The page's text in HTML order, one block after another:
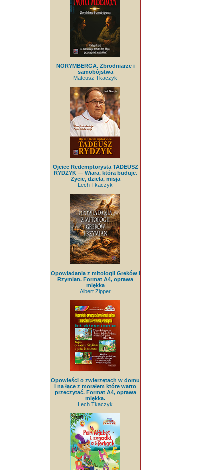
NORYMBERGA. Zbrodniarze i
samobójstwa
Mateusz Tkaczyk
Ojciec Redemptorysta TADEUSZ
RYDZYK — Wiara, która buduje.
Życie, dzieła, misja
Lech Tkaczyk
Opowiadania z mitologii Greków i
Rzymian. Format A4, oprawa
miękka
Albert Zipper
Opowieści o zwierzętach w domu
i na łące z morałem które warto
przeczytać. Format A4, oprawa
miękka.
Lech Tkaczyk